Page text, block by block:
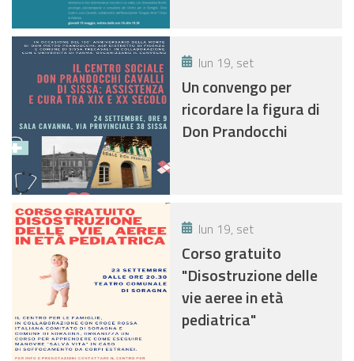
lun 19, set
Un convengo per
ricordare la figura di
Don Prandocchi
lun 19, set
Corso gratuito
"Disostruzione delle
vie aeree in età
pediatrica"